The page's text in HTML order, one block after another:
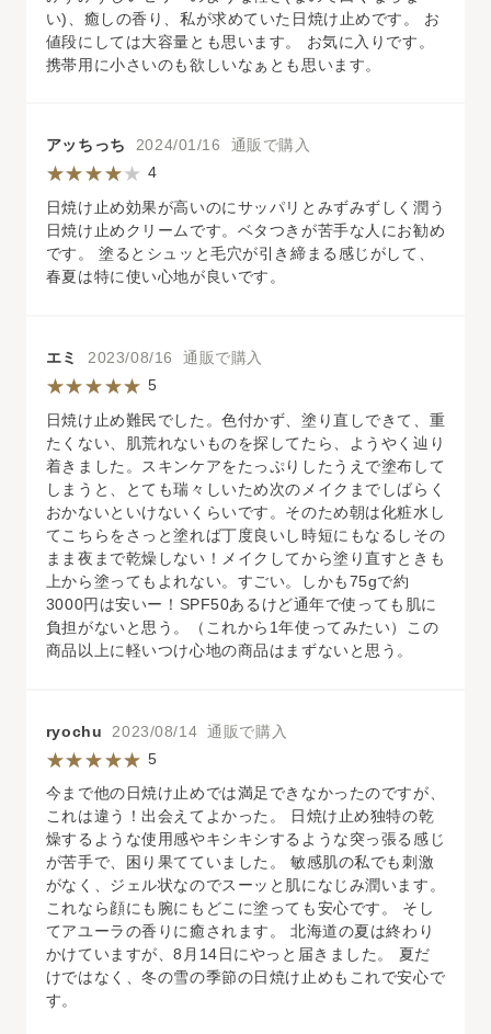
い)、癒しの香り、私が求めていた日焼け止めです。 お
値段にしては大容量とも思います。 お気に入りです。
携帯用に小さいのも欲しいなぁとも思います。
アッちっち 2024/01/16 通販で購入
4
日焼け止め効果が高いのにサッパリとみずみずしく潤う
日焼け止めクリームです。ベタつきが苦手な人にお勧め
です。 塗るとシュッと毛穴が引き締まる感じがして、
春夏は特に使い心地が良いです。
エミ 2023/08/16 通販で購入
5
日焼け止め難民でした。色付かず、塗り直しできて、重
たくない、肌荒れないものを探してたら、ようやく辿り
着きました。スキンケアをたっぷりしたうえで塗布して
しまうと、とても瑞々しいため次のメイクまでしばらく
おかないといけないくらいです。そのため朝は化粧水し
てこちらをさっと塗れば丁度良いし時短にもなるしその
まま夜まで乾燥しない！メイクしてから塗り直すときも
上から塗ってもよれない。すごい。しかも75gで約
3000円は安いー！SPF50あるけど通年で使っても肌に
負担がないと思う。（これから1年使ってみたい）この
商品以上に軽いつけ心地の商品はまずないと思う。
ryochu 2023/08/14 通販で購入
5
今まで他の日焼け止めでは満足できなかったのですが、
これは違う！出会えてよかった。 日焼け止め独特の乾
燥するような使用感やキシキシするような突っ張る感じ
が苦手で、困り果てていました。 敏感肌の私でも刺激
がなく、ジェル状なのでスーッと肌になじみ潤います。
これなら顔にも腕にもどこに塗っても安心です。 そし
てアユーラの香りに癒されます。 北海道の夏は終わり
かけていますが、8月14日にやっと届きました。 夏だ
けではなく、冬の雪の季節の日焼け止めもこれで安心で
す。